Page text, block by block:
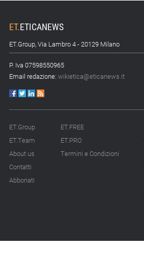
ET.ETICANEWS
ET.Group, Via Lambro 4 - 20129 Milano
P. Iva 07598550965
Email redazione: wikietica@eticanews.it
ET.Group
ET.Team
About us
Contatti
Abbonati
ET.FREE
ET.PRO
Termini e Condizioni